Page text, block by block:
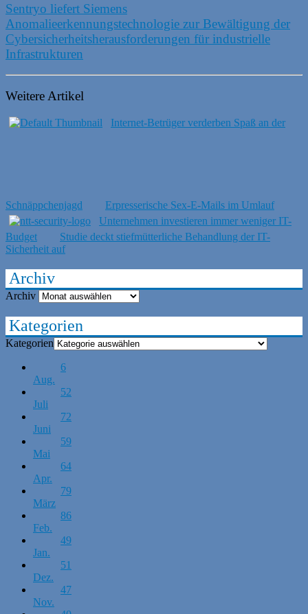
Sentryo liefert Siemens
Anomalieerkennungstechnologie zur Bewältigung der
Cybersicherheitsherausforderungen für industrielle
Infrastrukturen
Weitere Artikel
Internet-Betrüger verderben Spaß an der
Schnäppchenjagd
Erpresserische Sex-E-Mails im Umlauf
Unternehmen investieren immer weniger IT-
Budget
Studie deckt stiefmütterliche Behandlung der IT-
Sicherheit auf
Archiv
Archiv
Kategorien
Kategorien
6
Aug.
52
Juli
72
Juni
59
Mai
64
Apr.
79
März
86
Feb.
49
Jan.
51
Dez.
47
Nov.